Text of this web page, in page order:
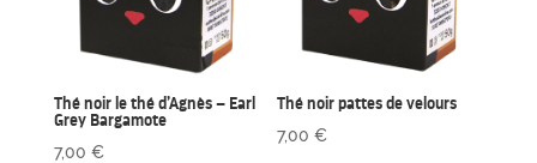
Thé noir le thé d’Agnès – Earl
Grey Bargamote
7,00 €
Thé noir pattes de velours
7,00€